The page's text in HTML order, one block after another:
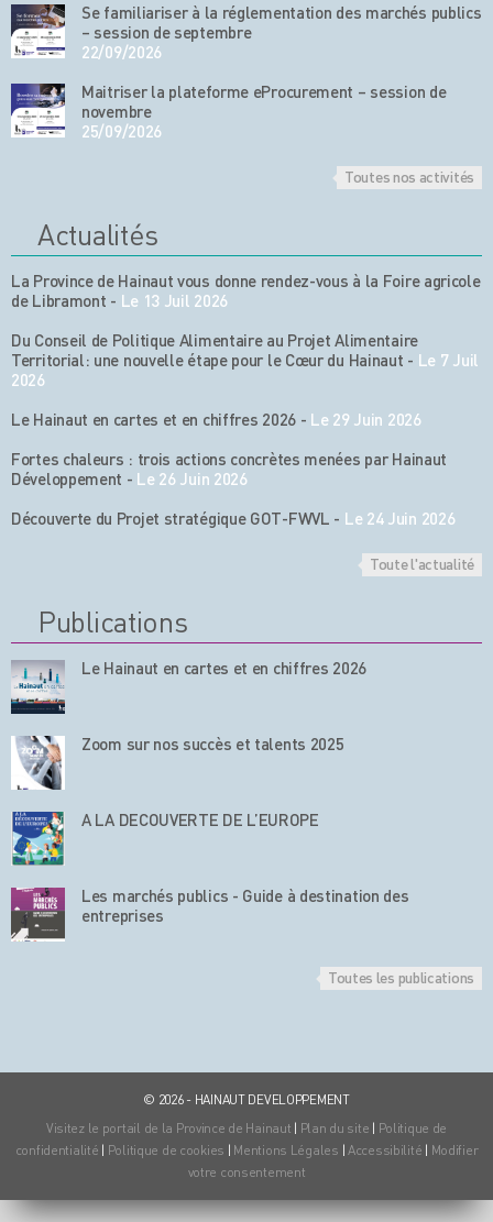
Se familiariser à la réglementation des marchés publics
– session de septembre
22/09/2026
Maitriser la plateforme eProcurement – session de
novembre
25/09/2026
Toutes nos activités
Actualités
La Province de Hainaut vous donne rendez-vous à la Foire agricole
de Libramont - Le 13 Juil 2026
Du Conseil de Politique Alimentaire au Projet Alimentaire
Territorial: une nouvelle étape pour le Cœur du Hainaut - Le 7 Juil
2026
Le Hainaut en cartes et en chiffres 2026 - Le 29 Juin 2026
Fortes chaleurs : trois actions concrètes menées par Hainaut
Développement - Le 26 Juin 2026
Découverte du Projet stratégique GOT-FWVL - Le 24 Juin 2026
Toute l'actualité
Publications
Le Hainaut en cartes et en chiffres 2026
Zoom sur nos succès et talents 2025
A LA DECOUVERTE DE L’EUROPE
Les marchés publics - Guide à destination des
entreprises
Toutes les publications
© 2026 - HAINAUT DEVELOPPEMENT
Visitez le portail de la Province de Hainaut | Plan du site | Politique de
confidentialité | Politique de cookies | Mentions Légales | Accessibilité | Modifier
votre consentement